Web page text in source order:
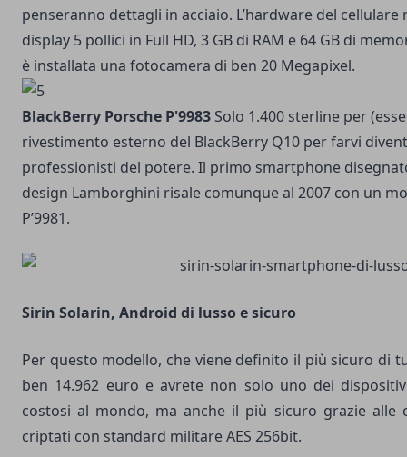
penseranno dettagli in acciaio. L’hardware del cellulare
display 5 pollici in Full HD, 3 GB di RAM e 64 GB di
è installata una fotocamera di ben 20 Megapixel.
BlackBerry Porsche P'9983 Solo 1.400 sterline per
rivestimento esterno del BlackBerry Q10 per farvi
professionisti del potere. Il primo smartphone
design Lamborghini risale comunque al 2007 con un
P’9981.
Sirin Solarin, Android di lusso e sicuro
Per questo modello, che viene definito il più sicuro di
ben 14.962 euro e avrete non solo uno dei
costosi al mondo, ma anche il più sicuro grazie alle
criptati con standard militare AES 256bit.